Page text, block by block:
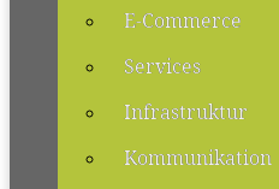
E-Commerce
Services
Infrastruktur
Kommunikation